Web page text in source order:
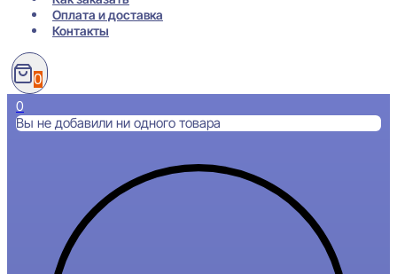
Оплата и доставка
Контакты
0
0
Вы не добавили ни одного товара